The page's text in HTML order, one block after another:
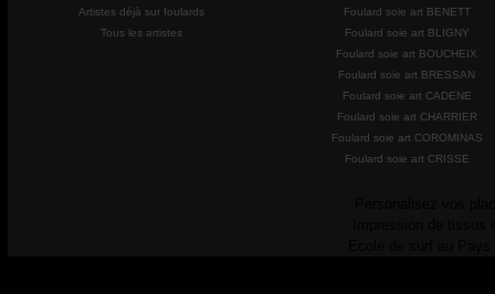
Artistes déjà sur foulards
Tous les artistes
Foulard soie art BENETT
Foulard soie art BLIGNY
Foulard soie art BOUCHEIX
Foulard soie art BRESSAN
Foulard soie art CADENE
Foulard soie art CHARRIER
Foulard soie art COROMINAS
Foulard soie art CRISSE